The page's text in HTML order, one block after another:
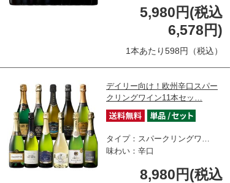
5,980円(税込
6,578円)
1本あたり598円（税込）
デイリー向け！欧州辛口スパー
クリングワイン11本セッ…
タイプ：スパークリングワ…
味わい：辛口
8,980円(税込